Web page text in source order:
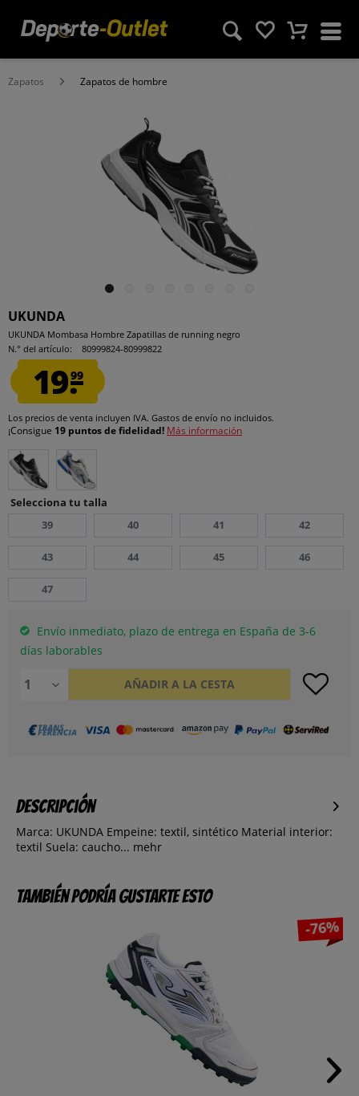
Zapatos Zapatos de hombre
UKUNDA
UKUNDA Mombasa Hombre Zapatillas de running negro
N.° del artículo:
80999824-80999822
19.99
Los precios de venta incluyen IVA. Gastos de envío no incluidos.
¡Consigue 19 puntos de fidelidad! Más información
Selecciona tu talla
39
40 41 42
43 44 45 46
47
Envío inmediato, plazo de entrega en España de 3-6
días laborables
AÑADIR A LA CESTA
Descripción
Marca: UKUNDA Empeine: textil, sintético Material interior:
textil Suela: caucho... mehr
También podría gustarte esto
-76%